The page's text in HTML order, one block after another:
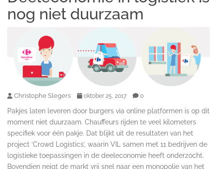
nog niet duurzaam
Christophe Slegers oktober 25, 2017 0
Pakjes laten leveren door burgers via online platformen is op dit
moment niet duurzaam. Chauffeurs rijden te veel kilometers
specifiek voor één pakje. Dat blijkt uit de resultaten van het
project ‘Crowd Logistics’, waarin VIL samen met 11 bedrijven de
logistieke toepassingen in de deeleconomie heeft onderzocht.
Bovendien neigt de markt vrij snel naar een monopolie van het